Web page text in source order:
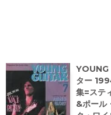
YOUNG
ター
集=ステ
&ポール